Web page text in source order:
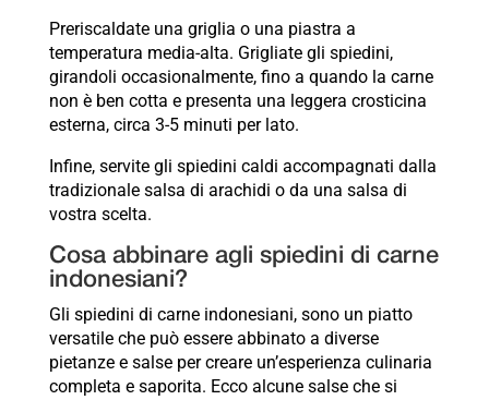
Preriscaldate una griglia o una piastra a
temperatura media-alta. Grigliate gli spiedini,
girandoli occasionalmente, fino a quando la carne
non è ben cotta e presenta una leggera crosticina
esterna, circa 3-5 minuti per lato.
Infine, servite gli spiedini caldi accompagnati dalla
tradizionale salsa di arachidi o da una salsa di
vostra scelta.
Cosa abbinare agli spiedini di carne
indonesiani?
Gli spiedini di carne indonesiani, sono un piatto
versatile che può essere abbinato a diverse
pietanze e salse per creare un’esperienza culinaria
completa e saporita. Ecco alcune salse che si